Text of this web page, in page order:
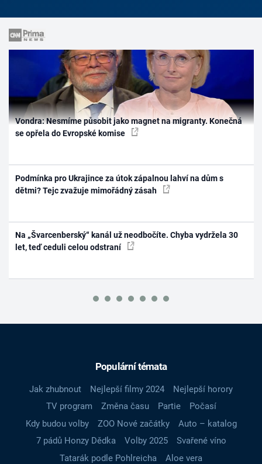
Vondra: Nesmíme působit jako magnet na migranty. Konečná
se opřela do Evropské komise
Podmínka pro Ukrajince za útok zápalnou lahví na dům s
dětmi? Tejc zvažuje mimořádný zásah
Na „Švarcenberský“ kanál už neodbočíte. Chyba vydržela 30
let, teď ceduli celou odstraní
Populární témata
Jak zhubnout Nejlepší filmy 2024
Nejlepší horory
TV program
Změna času Partie
Počasí
Kdy budou volby
ZOO Nové začátky
Auto – katalog
7 pádů Honzy Dědka
Volby 2025
Svařené víno
Tatarák podle Pohlreicha
Aloe vera